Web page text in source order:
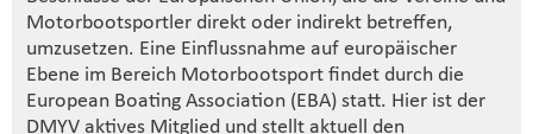
Motorbootsportler direkt oder indirekt betreffen,
umzusetzen. Eine Einflussnahme auf europäischer
Ebene im Bereich Motorbootsport findet durch die
European Boating Association (EBA) statt. Hier ist der
DMYV aktives Mitglied und stellt aktuell den